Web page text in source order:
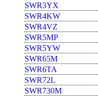
SWR3YX
SWR4KW
SWR4VZ
SWR5MP
SWR5YW
SWR65M
SWR6TA
SWR72L
SWR730M